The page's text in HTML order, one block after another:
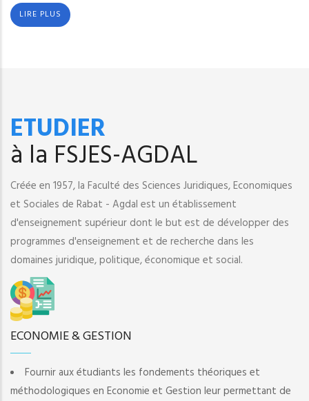
LIRE PLUS
ETUDIER
à la FSJES-AGDAL
Créée en 1957, la Faculté des Sciences Juridiques, Economiques
et Sociales de Rabat - Agdal est un établissement
d'enseignement supérieur dont le but est de développer des
programmes d'enseignement et de recherche dans les
domaines juridique, politique, économique et social.
ECONOMIE & GESTION
Fournir aux étudiants les fondements théoriques et
méthodologiques en Economie et Gestion leur permettant de